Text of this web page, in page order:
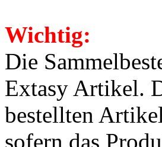
Wichtig:
Die
Extasy Artikel.
bestellten
sofern das